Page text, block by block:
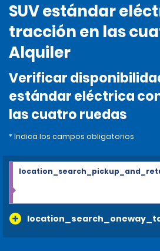
SUV estándar
tracción en las
Alquiler
Verificar
estándar eléctrica
las cuatro ruedas
* Indica los campos obligatorios